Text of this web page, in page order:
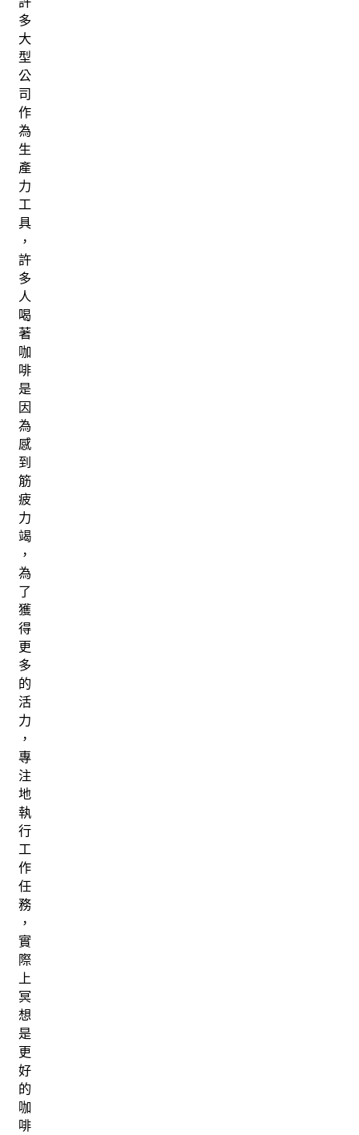
多
大
型
公
司
作
為
生
產
力
工
具
，
許
多
人
喝
著
咖
啡
是
因
為
感
到
筋
疲
力
竭
，
為
了
獲
得
更
多
的
活
力
，
專
注
地
執
行
工
作
任
務
，
實
際
上
冥
想
是
更
好
的
咖
啡